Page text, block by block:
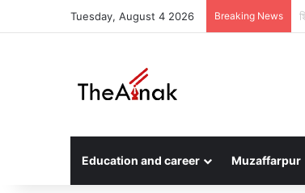
Tuesday, August 4 2026 Breaking News
Education and career Muzaffarpur